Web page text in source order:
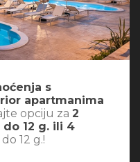
s
apartmanima
opciju za 2
do 12 g. ili 4
do 12 g.!